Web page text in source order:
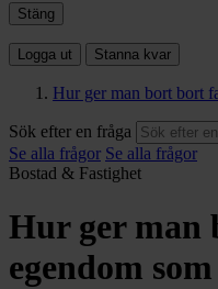
Stäng
Logga ut Stanna kvar
Hur ger man bort bort
Sök efter en fråga
Se alla frågor Se alla frågor
Bostad & Fastighet
Hur ger man
egendom